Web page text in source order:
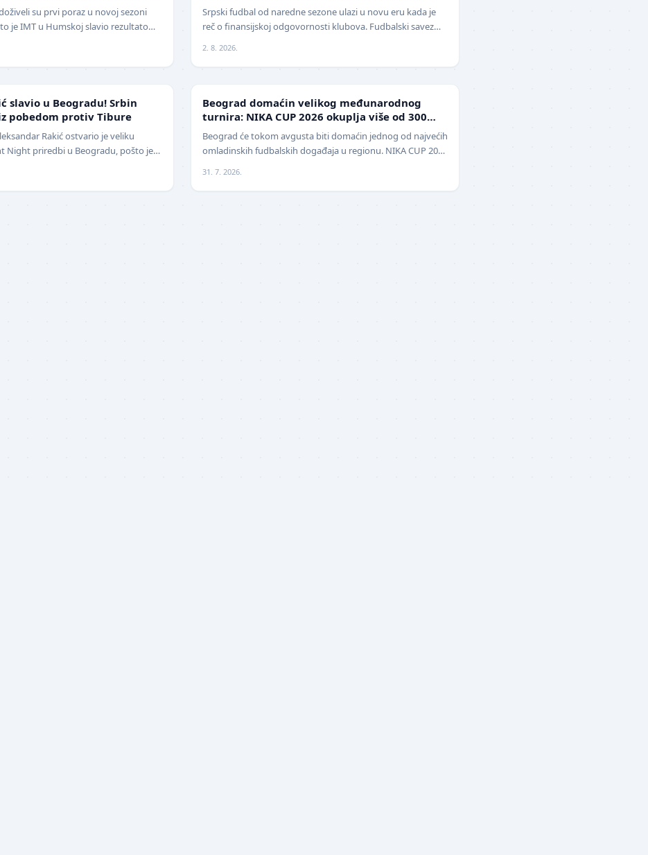
su prvi poraz u novoj sezoni
je IMT u Humskoj slavio rezultatom
Srpski fudbal od naredne sezone ulazi u novu eru kada je
reč o finansijskoj odgovornosti klubova. Fudbalski savez
2. 8. 2026.
slavio u Beogradu! Srbin
pobedom protiv Tibure
Rakić ostvario je veliku
Night priredbi u Beogradu, pošto je
Beograd domaćin velikog međunarodnog
turnira: NIKA CUP 2026 okuplja više od 300
klubova
Beograd će tokom avgusta biti domaćin jednog od najvećih
omladinskih fudbalskih događaja u regionu. NIKA CUP 2026
31. 7. 2026.